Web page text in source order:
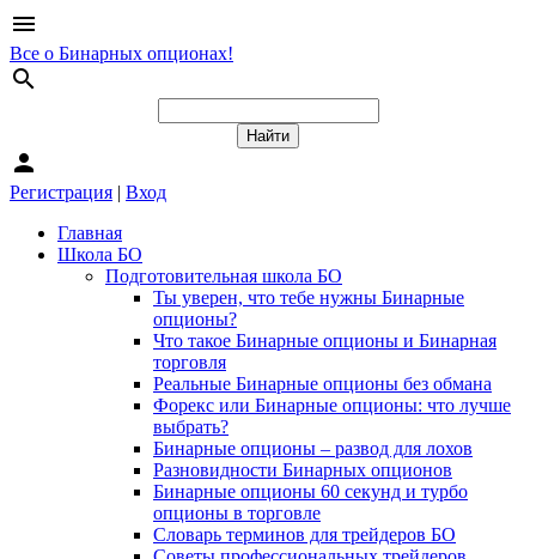
menu
Все о Бинарных опционах!
search
person
Регистрация | Вход
Главная
Школа БО
Подготовительная школа БО
Ты уверен, что тебе нужны Бинарные
опционы?
Что такое Бинарные опционы и Бинарная
торговля
Реальные Бинарные опционы без обмана
Форекс или Бинарные опционы: что лучше
выбрать?
Бинарные опционы – развод для лохов
Разновидности Бинарных опционов
Бинарные опционы 60 секунд и турбо
опционы в торговле
Словарь терминов для трейдеров БО